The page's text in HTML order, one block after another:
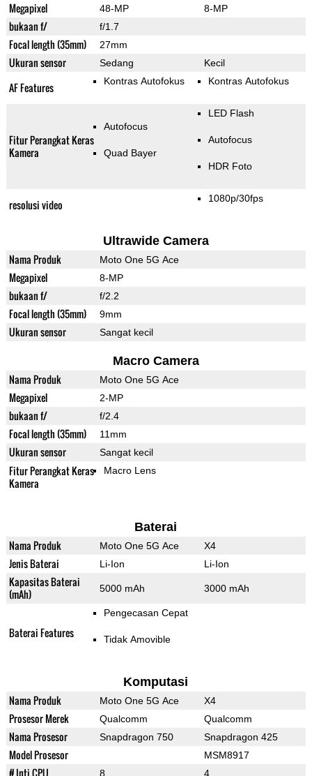
Megapixel 48-MP 8-MP
bukaan f/ f/1.7
Focal length (35mm) 27mm
Ukuran sensor Sedang Kecil
AF Features Kontras Autofokus Kontras Autofokus
Fitur Perangkat Keras
Kamera
Autofocus
Quad Bayer
LED Flash
Autofocus
HDR Foto
resolusi video 1080p/30fps
Ultrawide Camera
Nama Produk Moto One 5G Ace
Megapixel 8-MP
bukaan f/ f/2.2
Focal length (35mm) 9mm
Ukuran sensor Sangat kecil
Macro Camera
Nama Produk Moto One 5G Ace
Megapixel 2-MP
bukaan f/ f/2.4
Focal length (35mm) 11mm
Ukuran sensor Sangat kecil
Fitur Perangkat Keras
Kamera
Macro Lens
Baterai
Nama Produk Moto One 5G Ace X4
Jenis Baterai Li-Ion Li-Ion
Kapasitas Baterai
(mAh)
5000 mAh 3000 mAh
Baterai Features
Pengecasan Cepat
Tidak Amovible
Komputasi
Nama Produk Moto One 5G Ace X4
Prosesor Merek Qualcomm Qualcomm
Nama Prosesor Snapdragon 750 Snapdragon 425
Model Prosesor MSM8917
# Inti CPU 8 4